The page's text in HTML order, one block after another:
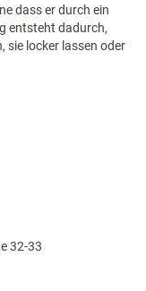
dass er durch ein
entsteht dadurch,
sie locker lassen oder
32-33